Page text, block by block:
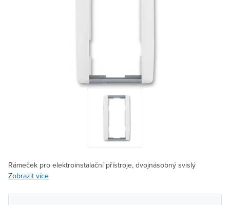
Rámeček pro elektroinstalační přístroje, dvojnásobný svislý
Zobrazit více